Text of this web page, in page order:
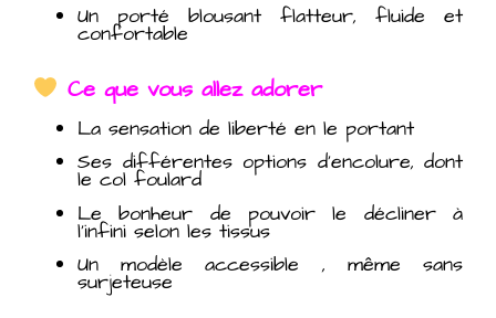
Un porté blousant flatteur, fluide et
confortable
Ce que vous allez adorer
La sensation de liberté en le portant
Ses différentes options d’encolure, dont
le col foulard
Le bonheur de pouvoir le décliner à
l’infini selon les tissus
Un modèle accessible , même sans
surjeteuse